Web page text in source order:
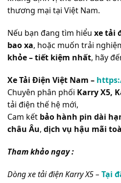
thương mại tại Việt Nam.
Nếu bạn đang tìm hiểu xe tải
bao xa, hoặc muốn trải
khỏe – tiết kiệm nhất, hãy
Xe Tải Điện Việt Nam –
Chuyên phân phối Karry X5,
tải điện thế hệ mới,
Cam kết bảo hành pin dài
châu Âu, dịch vụ hậu mãi
Tham khảo ngay :
Dòng xe tải điện Karry X5 – Tại